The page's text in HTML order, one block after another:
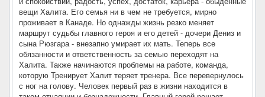
вещи Халита. Его семья ни в чем не требуется, мирно
проживает в Канаде. Но однажды жизнь резко меняет
маршрут судьбы главного героя и его детей - дочери Дениз и
сына Рюзгара - внезапно умирает их мать. Теперь все
обязанности и ответственность за семью переходят на
Халита. Также начинаются проблемы на работе, команда,
которую Тренирует Халит теряет тренера. Все перевернулось
с ног на голову. Человек первый раз в жизни находится в